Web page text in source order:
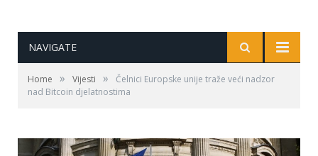
NAVIGATE
Home » Vijesti »
Čelnici Europske unije traže veći nadzor
nad Bitcoin djelatnostima